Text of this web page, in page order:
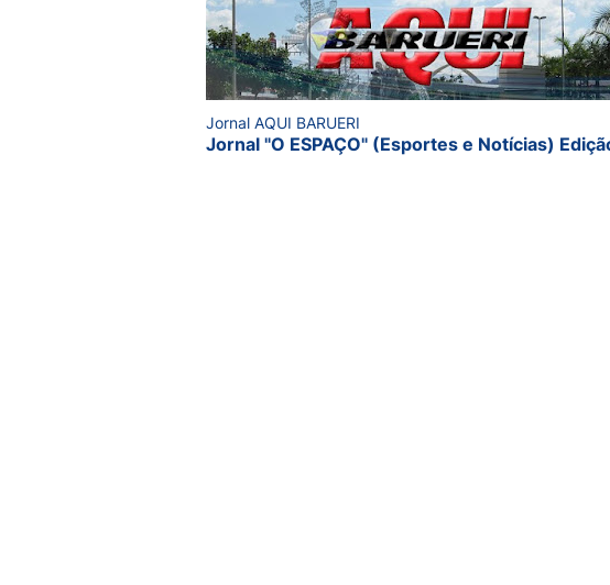
Jornal AQUI BARUERI
Jornal "O ESPAÇO" (Esportes e Notícias)